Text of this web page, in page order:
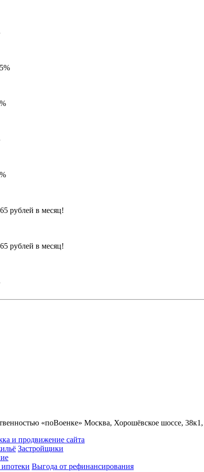
рублей в месяц!
рублей в месяц!
«поВоенке» Москва, Хорошёвское шоссе,
и продвижение сайта
Застройщики
Выгода от рефинансирования